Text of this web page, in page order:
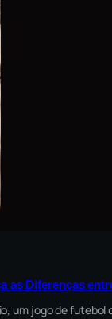
as Diferenças
um jogo de